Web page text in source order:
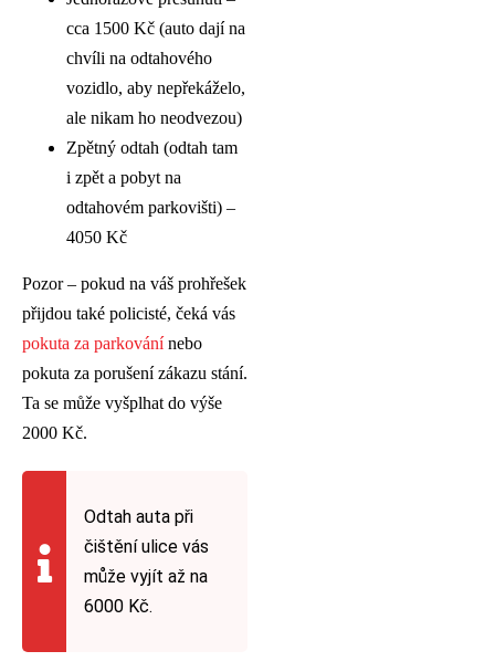
cca 1500 Kč (auto dají na
chvíli na odtahového
vozidlo, aby nepřekáželo,
ale nikam ho neodvezou)
Zpětný odtah (odtah tam
i zpět a pobyt na
odtahovém parkovišti) –
4050 Kč
Pozor – pokud na váš prohřešek
přijdou také policisté, čeká vás
pokuta za parkovánínebo
pokuta za porušení zákazu stání.
Ta se může vyšplhat do výše
2000 Kč.
Odtah auta při
čištění ulice vás
může vyjít až na
6000 Kč.